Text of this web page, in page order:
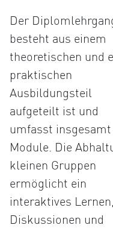
Der
besteht aus einem
theoretischen und
praktischen
Ausbildungsteil
aufgeteilt ist und
umfasst insgesamt
Module. Die
kleinen Gruppen
ermöglicht ein
interaktives Lernen,
Diskussionen und